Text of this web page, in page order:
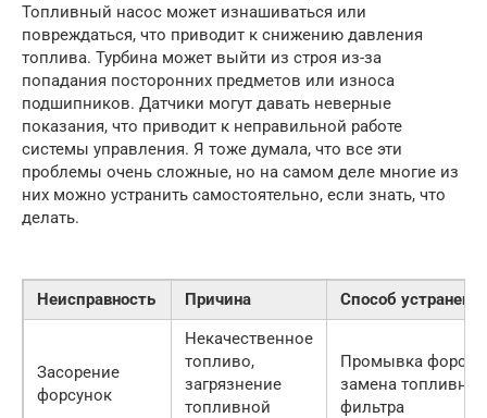
Топливный насос может изнашиваться или
повреждаться, что приводит к снижению давления
топлива. Турбина может выйти из строя из-за
попадания посторонних предметов или износа
подшипников. Датчики могут давать неверные
показания, что приводит к неправильной работе
системы управления. Я тоже думала, что все эти
проблемы очень сложные, но на самом деле многие из
них можно устранить самостоятельно, если знать, что
делать.
Неисправность Причина Способ
Засорение
форсунок
Некачественное
топливо,
загрязнение
топливной
Промывка
замена
фильтра